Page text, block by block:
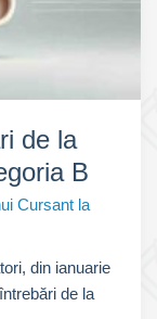
de la
B
Cursant la
din ianuarie
de la